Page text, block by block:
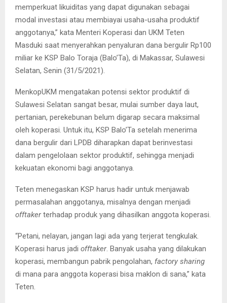
memperkuat likuiditas yang dapat digunakan sebagai
modal investasi atau membiayai usaha-usaha produktif
anggotanya,” kata Menteri Koperasi dan UKM Teten
Masduki saat menyerahkan penyaluran dana bergulir Rp100
miliar ke KSP Balo Toraja (Balo’Ta), di Makassar, Sulawesi
Selatan, Senin (31/5/2021).
MenkopUKM mengatakan potensi sektor produktif di
Sulawesi Selatan sangat besar, mulai sumber daya laut,
pertanian, perekebunan belum digarap secara maksimal
oleh koperasi. Untuk itu, KSP Balo’Ta setelah menerima
dana bergulir dari LPDB diharapkan dapat berinvestasi
dalam pengelolaan sektor produktif, sehingga menjadi
kekuatan ekonomi bagi anggotanya.
Teten menegaskan KSP harus hadir untuk menjawab
permasalahan anggotanya, misalnya dengan menjadi
offtakerterhadap produk yang dihasilkan anggota koperasi.
“Petani, nelayan, jangan lagi ada yang terjerat tengkulak.
Koperasi harus jadi offtaker. Banyak usaha yang dilakukan
koperasi, membangun pabrik pengolahan, factory sharing
di mana para anggota koperasi bisa maklon di sana,” kata
Teten.